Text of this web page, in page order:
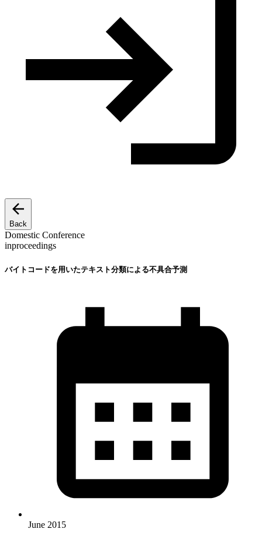
Back
Domestic Conference
inproceedings
バイトコードを用いたテキスト分類による不具合予測
June 2015